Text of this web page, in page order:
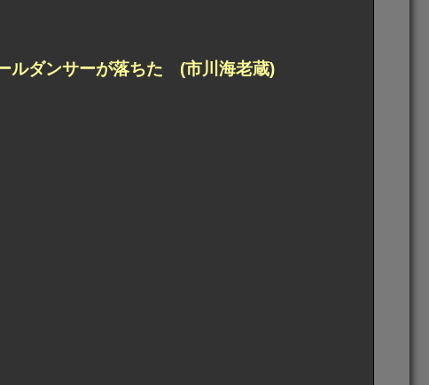
ルダンサーが落ちた (市川海老蔵)